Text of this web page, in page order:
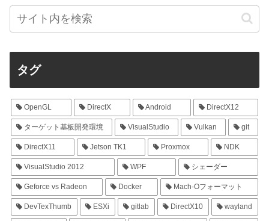
タグ
OpenGL DirectX Android DirectX12
ターゲット基板開発環境 VisualStudio Vulkan git
DirectX11 Jetson TK1 Proxmox NDK
VisualStudio 2012 WPF シェーダー
Geforce vs Radeon Docker Mach-Oフォーマット
DevTexThumb ESXi gitlab DirectX10 wayland